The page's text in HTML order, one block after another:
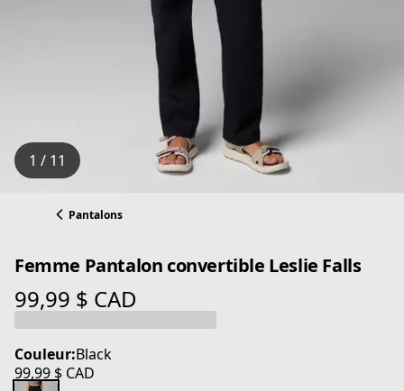
1 / 11
Pantalons
Femme Pantalon convertible Leslie Falls
99,99 $ CAD
prix actuel 99,99 $ CAD
Couleur:Black
99,99 $ CAD
prix actuel 99,99 $ CAD